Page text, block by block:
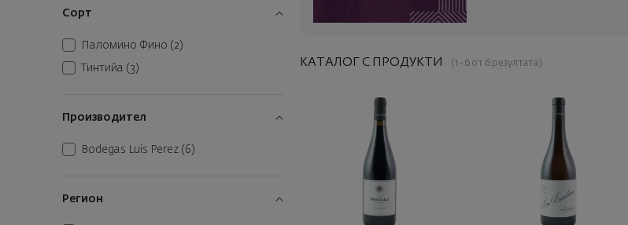
Сорт
Паломино Фино (2)
Тинтийа (3)
Производител
Bodegas Luis Perez (6)
Регион
КАТАЛОГ С ПРОДУКТИ (1 - 6 от 6 резултата)